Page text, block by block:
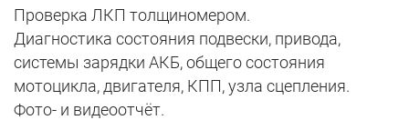
Проверка ЛКП толщиномером.
Диагностика состояния подвески, привода,
системы зарядки АКБ, общего состояния
мотоцикла, двигателя, КПП, узла сцепления.
Фото- и видеоотчёт.